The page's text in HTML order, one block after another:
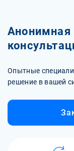
Анонимная
Опытные
решение в вашей